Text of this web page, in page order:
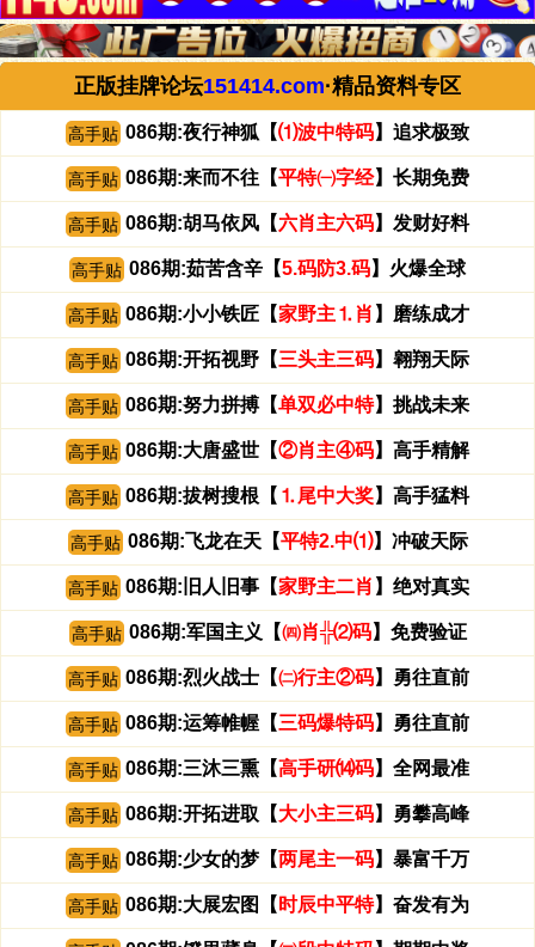
正版挂牌论坛151414.com·精品资料专区
高手贴 086期:夜行神狐【⑴波中特码】追求极致
高手贴 086期:来而不往【平特㈠字经】长期免费
高手贴 086期:胡马依风【六肖主六码】发财好料
高手贴 086期:茹苦含辛【5.码防3.码】火爆全球
高手贴 086期:小小铁匠【家野主⒈肖 】磨练成才
高手贴 086期:开拓视野【三头主三码】翱翔天际
高手贴 086期:努力拼搏【单双必中特】挑战未来
高手贴 086期:大唐盛世【②肖主④码】高手精解
高手贴 086期:拔树搜根【 ⒈尾中大奖】高手猛料
高手贴 086期:飞龙在天【平特2.中⑴】冲破天际
高手贴 086期:旧人旧事【家野主二肖 】绝对真实
高手贴 086期:军国主义【㈣肖╬⑵码】免费验证
高手贴 086期:烈火战士【㈡行主②码】勇往直前
高手贴 086期:运筹帷幄【三码爆特码】勇往直前
高手贴 086期:三沐三熏【高手研⒁码】全网最准
高手贴 086期:开拓进取【大小主三码】勇攀高峰
高手贴 086期:少女的梦【两尾主一码】暴富千万
高手贴 086期:大展宏图【 时辰中平特】奋发有为